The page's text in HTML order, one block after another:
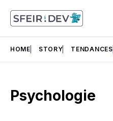
HOME STORY TENDANCES
Psychologie